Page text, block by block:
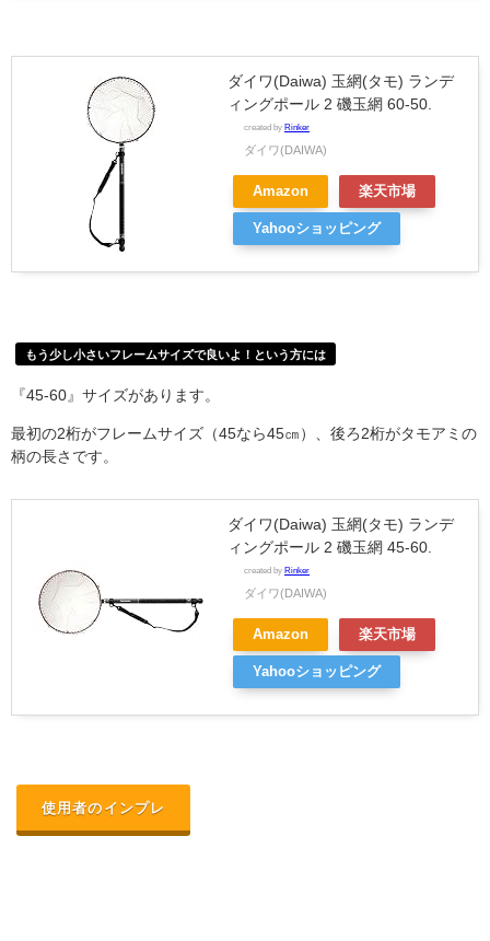
ダイワ(Daiwa) 玉網(タモ) ランデ
ィングポール 2 磯玉網 60-50.
created by Rinker
ダイワ(DAIWA)
Amazon 楽天市場
Yahooショッピング
もう少し小さいフレームサイズで良いよ！という方には
『45-60』サイズがあります。
最初の2桁がフレームサイズ（45なら45㎝）、後ろ2桁がタモアミの
柄の長さです。
ダイワ(Daiwa) 玉網(タモ) ランデ
ィングポール 2 磯玉網 45-60.
created by Rinker
ダイワ(DAIWA)
Amazon 楽天市場
Yahooショッピング
使用者のインプレ